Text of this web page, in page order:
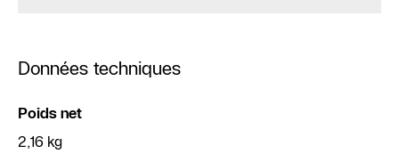
Données techniques
Poids net
2,16 kg